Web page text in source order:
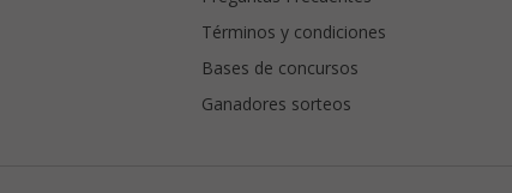
Términos y condiciones
Bases de concursos
Ganadores sorteos